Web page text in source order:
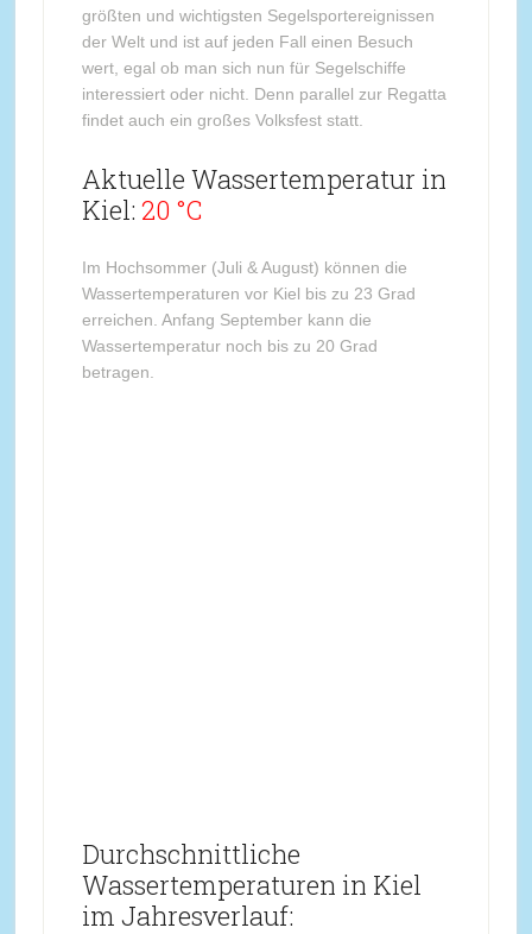
größten und wichtigsten Segelsportereignissen
der Welt und ist auf jeden Fall einen Besuch
wert, egal ob man sich nun für Segelschiffe
interessiert oder nicht. Denn parallel zur Regatta
findet auch ein großes Volksfest statt.
Aktuelle Wassertemperatur in
Kiel: 20 °C
Im Hochsommer (Juli & August) können die
Wassertemperaturen vor Kiel bis zu 23 Grad
erreichen. Anfang September kann die
Wassertemperatur noch bis zu 20 Grad
betragen.
Durchschnittliche
Wassertemperaturen in Kiel
im Jahresverlauf: